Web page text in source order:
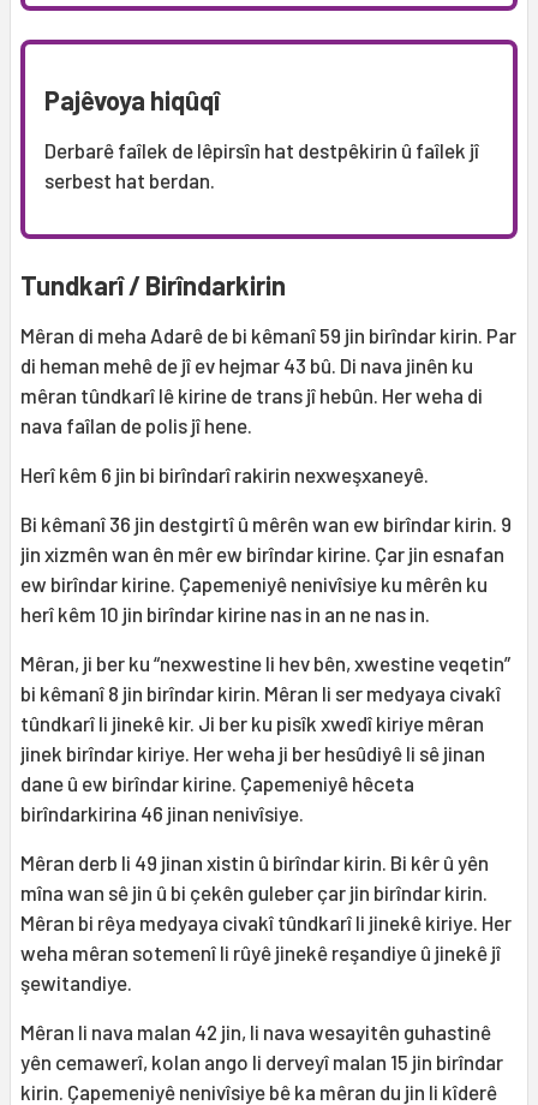
Pajêvoya hiqûqî
Derbarê faîlek de lêpirsîn hat destpêkirin û faîlek jî
serbest hat berdan.
Tundkarî / Birîndarkirin
Mêran di meha Adarê de bi kêmanî 59 jin birîndar kirin. Par
di heman mehê de jî ev hejmar 43 bû. Di nava jinên ku
mêran tûndkarî lê kirine de trans jî hebûn. Her weha di
nava faîlan de polis jî hene.
Herî kêm 6 jin bi birîndarî rakirin nexweşxaneyê.
Bi kêmanî 36 jin destgirtî û mêrên wan ew birîndar kirin. 9
jin xizmên wan ên mêr ew birîndar kirine. Çar jin esnafan
ew birîndar kirine. Çapemeniyê nenivîsiye ku mêrên ku
herî kêm 10 jin birîndar kirine nas in an ne nas in.
Mêran, ji ber ku “nexwestine li hev bên, xwestine veqetin”
bi kêmanî 8 jin birîndar kirin. Mêran li ser medyaya civakî
tûndkarî li jinekê kir. Ji ber ku pisîk xwedî kiriye mêran
jinek birîndar kiriye. Her weha ji ber hesûdiyê li sê jinan
dane û ew birîndar kirine. Çapemeniyê hêceta
birîndarkirina 46 jinan nenivîsiye.
Mêran derb li 49 jinan xistin û birîndar kirin. Bi kêr û yên
mîna wan sê jin û bi çekên guleber çar jin birîndar kirin.
Mêran bi rêya medyaya civakî tûndkarî li jinekê kiriye. Her
weha mêran sotemenî li rûyê jinekê reşandiye û jinekê jî
şewitandiye.
Mêran li nava malan 42 jin, li nava wesayitên guhastinê
yên cemawerî, kolan ango li derveyî malan 15 jin birîndar
kirin. Çapemeniyê nenivîsiye bê ka mêran du jin li kîderê